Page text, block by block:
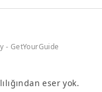
- GetYourGuide
eser yok.